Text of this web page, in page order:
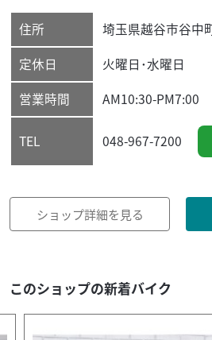
住所 埼玉県越谷市谷中
定休日
火曜日･水曜日
営業時間
AM10:30-PM7:00
TEL 048-967-7200
ショップ詳細を見る
このショップの新着バイク